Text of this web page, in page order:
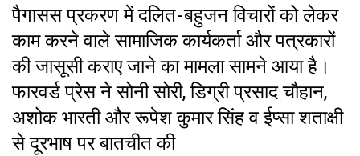
पैगासस प्रकरण में दलित-बहुजन विचारों को लेकर
काम करने वाले सामाजिक कार्यकर्ता और पत्रकारों
की जासूसी कराए जाने का मामला सामने आया है।
फारवर्ड प्रेस ने सोनी सोरी, डिग्री प्रसाद चौहान,
अशोक भारती और रूपेश कुमार सिंह व ईप्सा शताक्षी
से दूरभाष पर बातचीत की